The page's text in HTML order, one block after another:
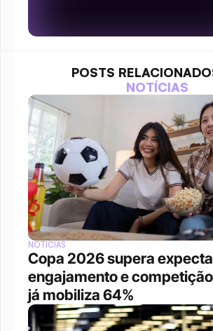
POSTS
NOTÍCIAS
NOTÍCIAS
Copa 2026 supera
engajamento e
já mobiliza 64%